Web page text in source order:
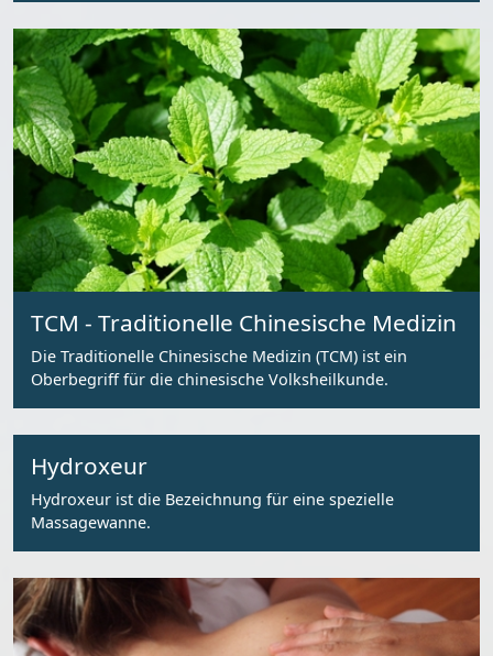
TCM - Traditionelle Chinesische Medizin
Die Traditionelle Chinesische Medizin (TCM) ist ein
Oberbegriff für die chinesische Volksheilkunde.
Hydroxeur
Hydroxeur ist die Bezeichnung für eine spezielle
Massagewanne.